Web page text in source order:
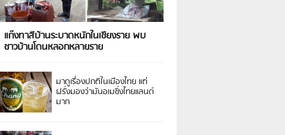
แก๊งทาสีบ้านระบาดหนักในเชียงราย พบ
ชาวบ้านโดนหลอกหลายราย
มาดูเรื่องปกติในเมืองไทย แต่
ฝรั่งมองว่ามันอเมซิ่งไทยแลนด์
มาก